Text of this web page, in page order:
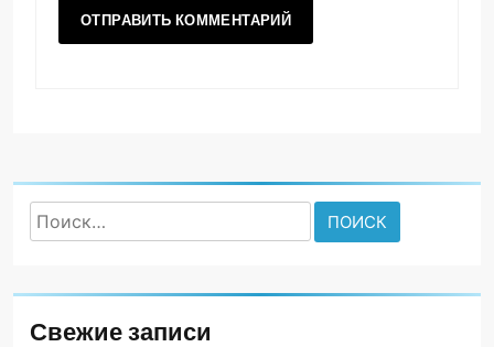
Найти:
Свежие записи